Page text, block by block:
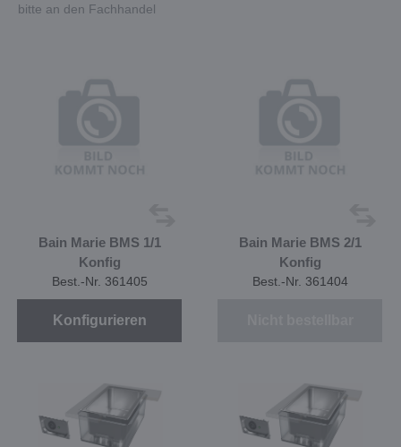
bitte an den Fachhandel
Bain Marie BMS 1/1
Konfig
Best.-Nr. 361405
Konfigurieren
Bain Marie BMS 2/1
Konfig
Best.-Nr. 361404